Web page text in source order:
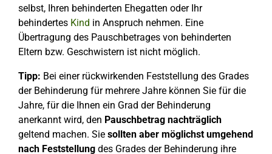
selbst, Ihren behinderten Ehegatten oder Ihr
behindertes Kind in Anspruch nehmen. Eine
Übertragung des Pauschbetrages von behinderten
Eltern bzw. Geschwistern ist nicht möglich.
Tipp: Bei einer rückwirkenden Feststellung des Grades
der Behinderung für mehrere Jahre können Sie für die
Jahre, für die Ihnen ein Grad der Behinderung
anerkannt wird, den Pauschbetrag nachträglich
geltend machen. Sie sollten aber möglichst umgehend
nach Feststellung des Grades der Behinderung ihre